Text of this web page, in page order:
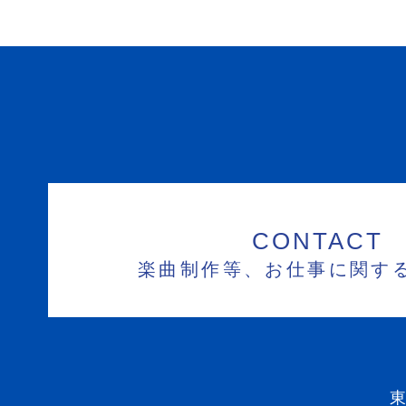
CONTACT
楽曲制作等、お仕事に関す